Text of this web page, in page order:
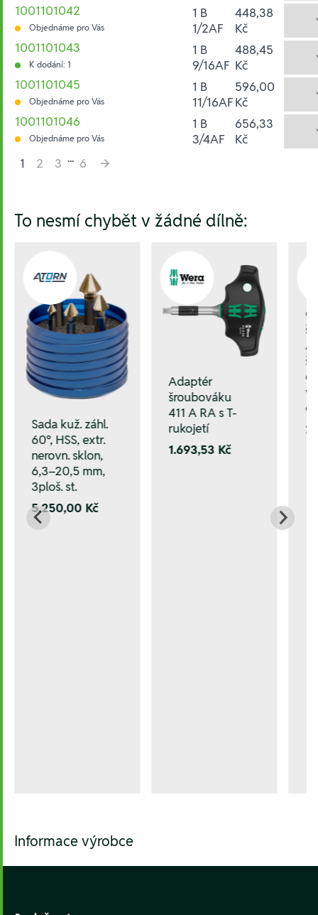
1001101042
Objednáme pro Vás
1 B
1/2AF
448,38
Kč
1001101043
K dodání: 1
1 B
9/16AF
488,45
Kč
1001101045
Objednáme pro Vás
1 B
11/16AF
596,00
Kč
1001101046
Objednáme pro Vás
1 B
3/4AF
656,33
Kč
1
2 3 ... 6
To nesmí chybět v žádné dílně:
Sada kuž. záhl.
60°, HSS, extr.
nerovn. sklon,
6,3–20,5 mm,
3ploš. st.
5.250,00 Kč
Adaptér
šroubováku
411 A RA s T-
rukojetí
1.693,53 Kč
Informace výrobce
Footer